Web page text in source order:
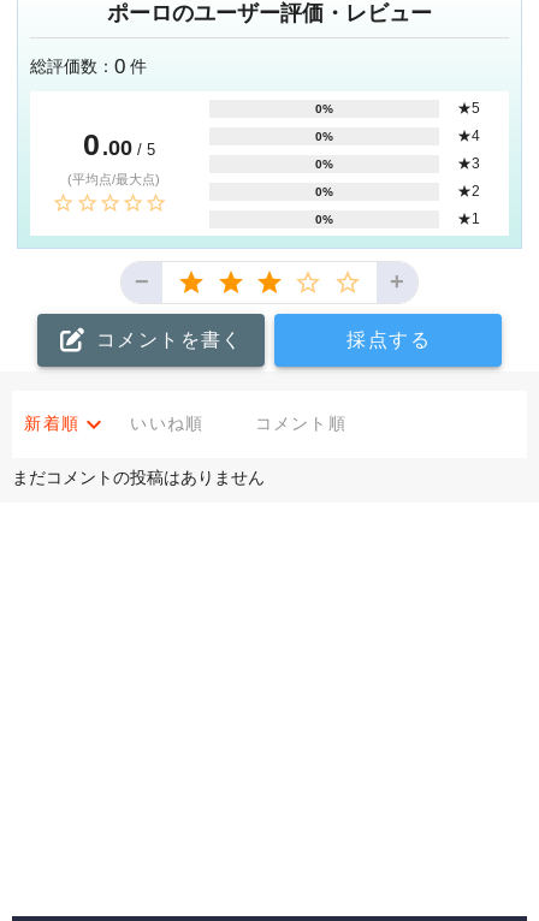
ポーロのユーザー評価・レビュー
総評価数： 0 件
0 .00/ 5
(平均点/最大点)
0% ★5
0% ★4
0% ★3
0% ★2
0% ★1
− +
コメントを書く 採点する
新着順 いいね順 コメント順
まだコメントの投稿はありません